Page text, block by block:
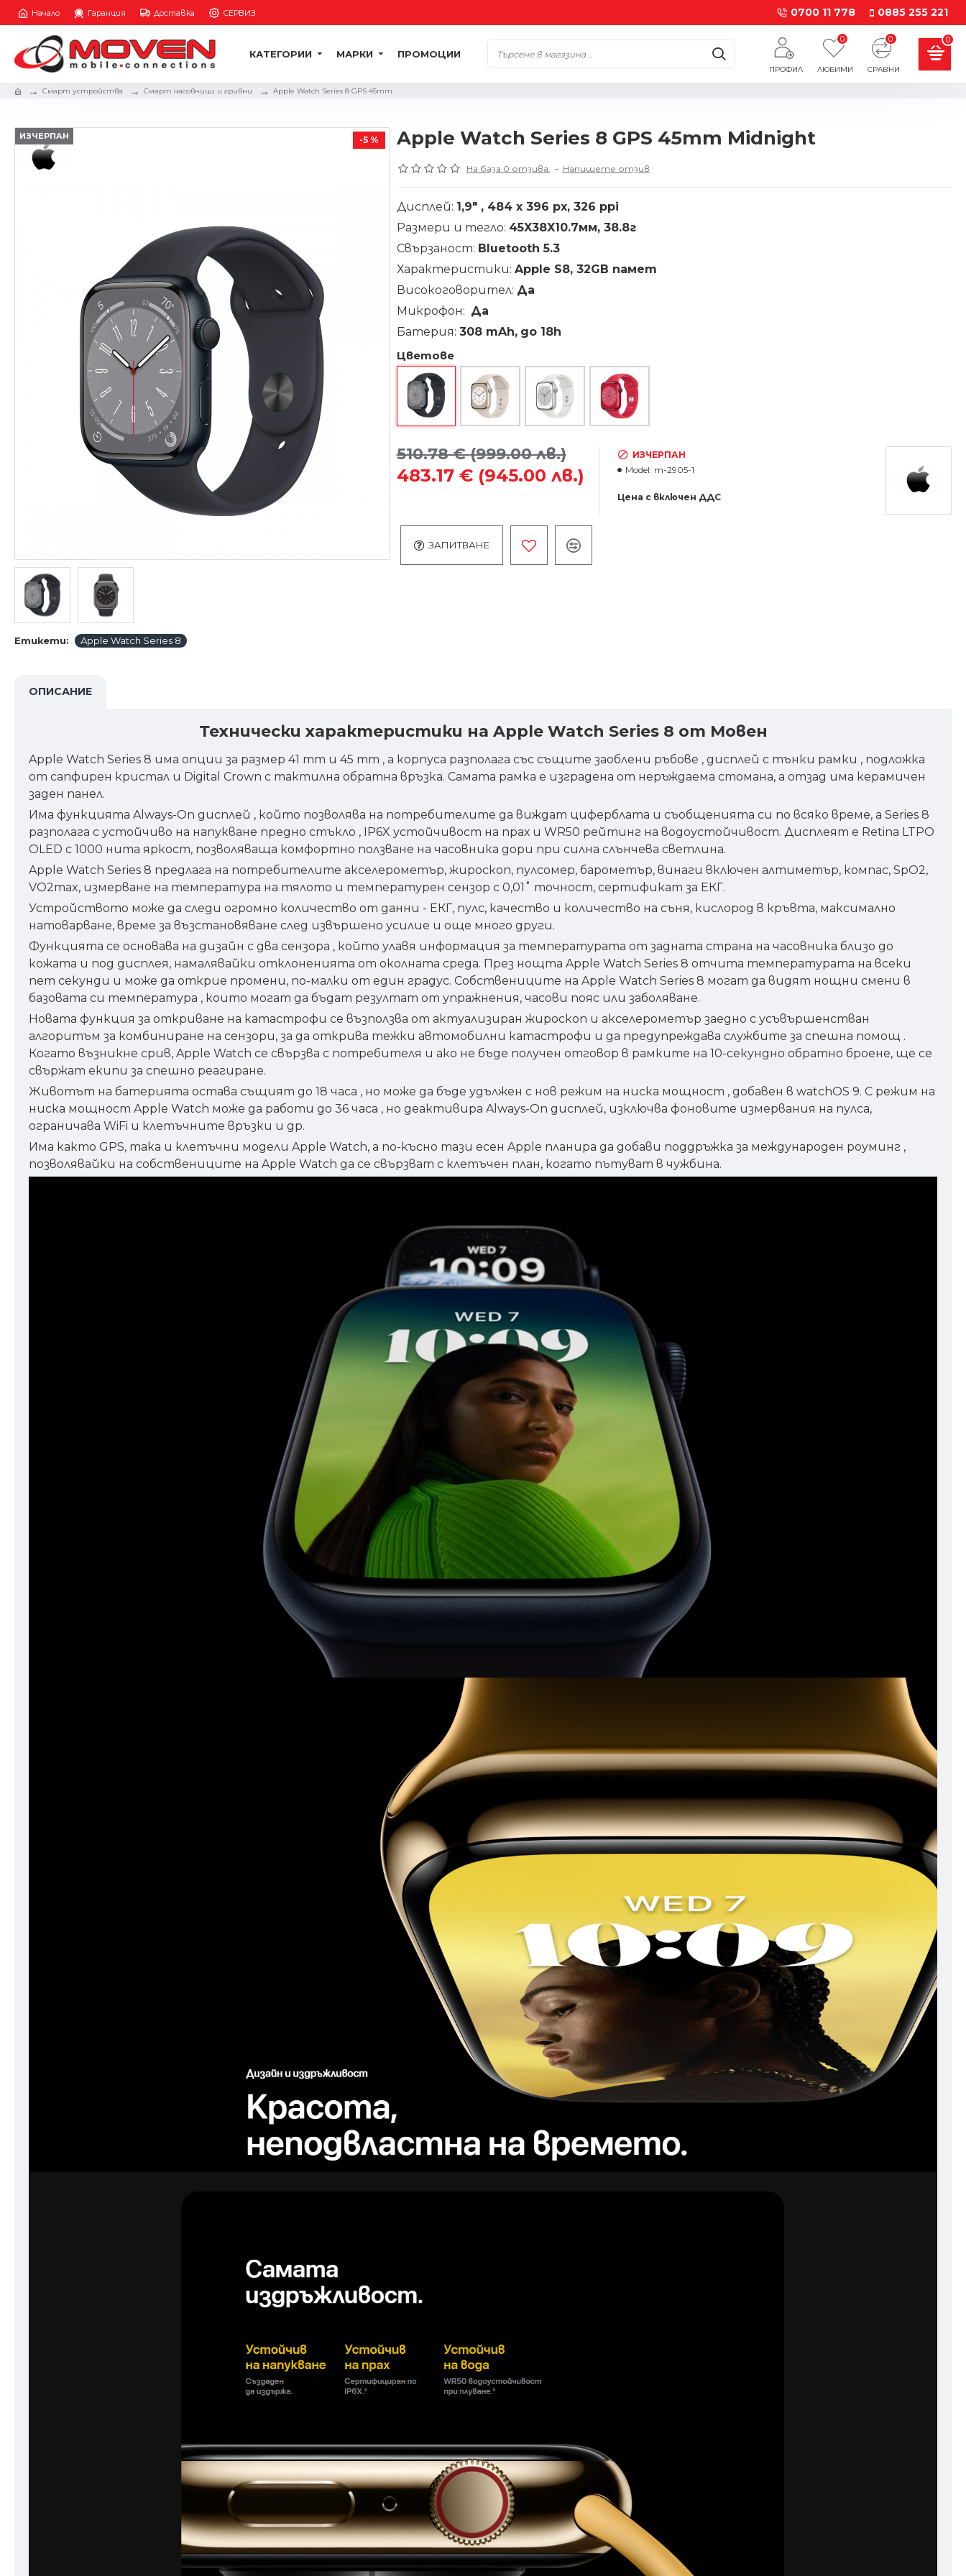
Начало Гаранция Доставка СЕРВИЗ 0700 11 778 0885 255 221
КАТЕГОРИИ МАРКИ ПРОМОЦИИ
ПРОФИЛ ЛЮБИМИ
0
СРАВНИ
0 0
Смарт устройства Смарт часовници и гривни Apple Watch Series 8 GPS 45mm
-5 %
ИЗЧЕРПАН
Етикети: Apple Watch Series 8
Apple Watch Series 8 GPS 45mm Midnight
Цветове
На база 0 отзива. - Напишете отзив
483.17 € (945.00 лв.)
510.78 €(999.00 лв.)
ИЗЧЕРПАН
Model: m-2905-1
Цена с включен ДДС
ЗАПИТВАНЕ
Дисплей: 1,9" , 484 x 396 px, 326 ppi
Размери и тегло: 45X38X10.7мм, 38.8г
Свързаност: Bluetooth 5.3
Характеристики: Apple S8, 32GB памет
Високоговорител: Да
Микрофон: Да
Батерия: 308 mAh, до 18h
ОПИСАНИЕ
Технически характеристики на Apple Watch Series 8 от Мовен
Apple Watch Series 8 има опции за размер 41 mm и 45 mm , а корпуса разполага със същите заоблени ръбове , дисплей с тънки рамки , подложка
от сапфирен кристал и Digital Crown с тактилна обратна връзка. Самата рамка е изградена от неръждаема стомана, а отзад има керамичен
заден панел.
Има функцията Always-On дисплей , който позволява на потребителите да виждат циферблата и съобщенията си по всяко време, а Series 8
разполага с устойчиво на напукване предно стъкло , IP6X устойчивост на прах и WR50 рейтинг на водоустойчивост. Дисплеят е Retina LTPO
OLED с 1000 нита яркост, позволяваща комфортно ползване на часовника дори при силна слънчева светлина.
Apple Watch Series 8 предлага на потребителите акселерометър, жироскоп, пулсомер, барометър, винаги включен алтиметър, компас, SpO2,
VO2max, измерване на температура на тялото и температурен сензор с 0,01˚ точност, сертификат за ЕКГ.
Устройството може да следи огромно количество от данни - ЕКГ, пулс, качество и количество на съня, кислород в кръвта, максимално
натоварване, време за възстановяване след извършено усилие и още много други.
Функцията се основава на дизайн с два сензора , който улавя информация за температурата от задната страна на часовника близо до
кожата и под дисплея, намалявайки отклоненията от околната среда. През нощта Apple Watch Series 8 отчита температурата на всеки
пет секунди и може да открие промени, по-малки от един градус. Собствениците на Apple Watch Series 8 могат да видят нощни смени в
базовата си температура , които могат да бъдат резултат от упражнения, часови пояс или заболяване.
Новата функция за откриване на катастрофи се възползва от актуализиран жироскоп и акселерометър заедно с усъвършенстван
алгоритъм за комбиниране на сензори, за да открива тежки автомобилни катастрофи и да предупреждава службите за спешна помощ .
Когато възникне срив, Apple Watch се свързва с потребителя и ако не бъде получен отговор в рамките на 10-секундно обратно броене, ще се
свържат екипи за спешно реагиране.
Животът на батерията остава същият до 18 часа , но може да бъде удължен с нов режим на ниска мощност , добавен в watchOS 9. С режим на
ниска мощност Apple Watch може да работи до 36 часа , но деактивира Always-On дисплей, изключва фоновите измервания на пулса,
ограничава WiFi и клетъчните връзки и др.
Има както GPS, така и клетъчни модели Apple Watch, а по-късно тази есен Apple планира да добави поддръжка за международен роуминг ,
позволявайки на собствениците на Apple Watch да се свързват с клетъчен план, когато пътуват в чужбина.